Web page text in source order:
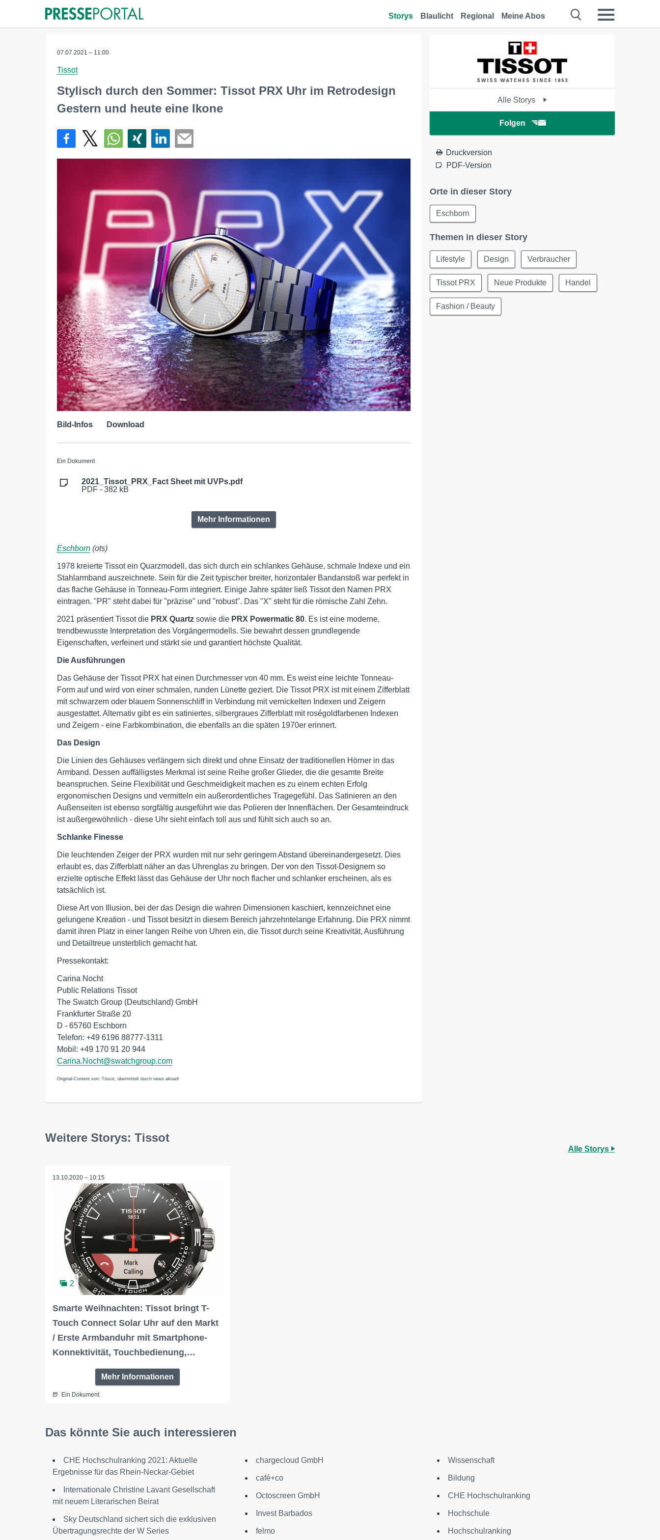
Storys Blaulicht Regional Meine Abos
07.07.2021 – 11:00
Tissot
Stylisch durch den Sommer: Tissot PRX Uhr im Retrodesign
Gestern und heute eine Ikone
Bild-Infos Download
Ein Dokument
2021_Tissot_PRX_Fact Sheet mit UVPs.pdf
PDF - 382 kB
Mehr Informationen
Eschborn (ots)
1978 kreierte Tissot ein Quarzmodell, das sich durch ein schlankes Gehäuse, schmale Indexe und ein
Stahlarmband auszeichnete. Sein für die Zeit typischer breiter, horizontaler Bandanstoß war perfekt in
das flache Gehäuse in Tonneau-Form integriert. Einige Jahre später ließ Tissot den Namen PRX
eintragen. "PR" steht dabei für "präzise" und "robust". Das "X" steht für die römische Zahl Zehn.
2021 präsentiert Tissot die PRX Quartz sowie die PRX Powermatic 80. Es ist eine moderne,
trendbewusste Interpretation des Vorgängermodells. Sie bewahrt dessen grundlegende
Eigenschaften, verfeinert und stärkt sie und garantiert höchste Qualität.
Die Ausführungen
Das Gehäuse der Tissot PRX hat einen Durchmesser von 40 mm. Es weist eine leichte Tonneau-
Form auf und wird von einer schmalen, runden Lünette geziert. Die Tissot PRX ist mit einem Zifferblatt
mit schwarzem oder blauem Sonnenschliff in Verbindung mit vernickelten Indexen und Zeigern
ausgestattet. Alternativ gibt es ein satiniertes, silbergraues Zifferblatt mit roségoldfarbenen Indexen
und Zeigern - eine Farbkombination, die ebenfalls an die späten 1970er erinnert.
Das Design
Die Linien des Gehäuses verlängern sich direkt und ohne Einsatz der traditionellen Hörner in das
Armband. Dessen auffälligstes Merkmal ist seine Reihe großer Glieder, die die gesamte Breite
beanspruchen. Seine Flexibilität und Geschmeidigkeit machen es zu einem echten Erfolg
ergonomischen Designs und vermitteln ein außerordentliches Tragegefühl. Das Satinieren an den
Außenseiten ist ebenso sorgfältig ausgeführt wie das Polieren der Innenflächen. Der Gesamteindruck
ist außergewöhnlich - diese Uhr sieht einfach toll aus und fühlt sich auch so an.
Schlanke Finesse
Die leuchtenden Zeiger der PRX wurden mit nur sehr geringem Abstand übereinandergesetzt. Dies
erlaubt es, das Zifferblatt näher an das Uhrenglas zu bringen. Der von den Tissot-Designern so
erzielte optische Effekt lässt das Gehäuse der Uhr noch flacher und schlanker erscheinen, als es
tatsächlich ist.
Diese Art von Illusion, bei der das Design die wahren Dimensionen kaschiert, kennzeichnet eine
gelungene Kreation - und Tissot besitzt in diesem Bereich jahrzehntelange Erfahrung. Die PRX nimmt
damit ihren Platz in einer langen Reihe von Uhren ein, die Tissot durch seine Kreativität, Ausführung
und Detailtreue unsterblich gemacht hat.
Pressekontakt:
Carina Nocht
Public Relations Tissot
The Swatch Group (Deutschland) GmbH
Frankfurter Straße 20
D - 65760 Eschborn
Telefon: +49 6196 88777-1311
Mobil: +49 170 91 20 944
Carina.Nocht@swatchgroup.com
Original-Content von: Tissot, übermittelt durch news aktuell
Alle Storys
Folgen
Druckversion
PDF-Version
Orte in dieser Story
Eschborn
Themen in dieser Story
Lifestyle Design Verbraucher
Tissot PRX Neue Produkte Handel
Fashion / Beauty
Weitere Storys: Tissot
Alle Storys
13.10.2020 – 10:15
2
Smarte Weihnachten: Tissot bringt T-
Touch Connect Solar Uhr auf den Markt
/ Erste Armbanduhr mit Smartphone-
Konnektivität, Touchbedienung,…
Mehr Informationen
Ein Dokument
Das könnte Sie auch interessieren
CHE Hochschulranking 2021: Aktuelle
Ergebnisse für das Rhein-Neckar-Gebiet
Internationale Christine Lavant Gesellschaft
mit neuem Literarischen Beirat
Sky Deutschland sichert sich die exklusiven
Übertragungsrechte der W Series
chargecloud GmbH
café+co
Octoscreen GmbH
Invest Barbados
felmo
Wissenschaft
Bildung
CHE Hochschulranking
Hochschule
Hochschulranking